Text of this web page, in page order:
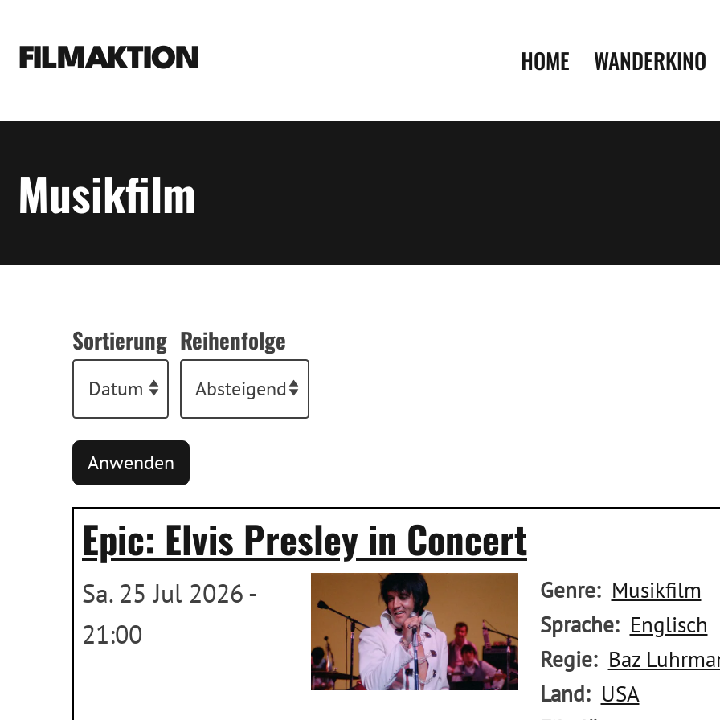
FILMAKTION HOME WANDERKINO
Musikfilm
Sortierung Reihenfolge
Epic: Elvis Presley in Concert
Sa. 25 Jul 2026 -
21:00
Genre
Musikfilm
Sprache
Englisch
Regie
Baz
Land
USA